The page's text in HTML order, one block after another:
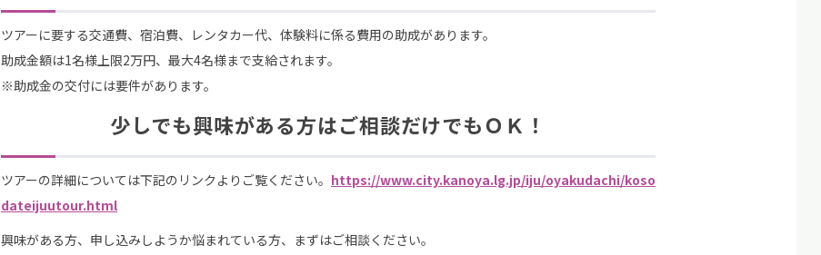
ツアーに要する交通費、宿泊費、レンタカー代、体験料に係る費用の助成があります。
助成金額は1名様上限2万円、最大4名様まで支給されます。
※助成金の交付には要件があります。
少しでも興味がある方はご相談だけでもＯＫ！
ツアーの詳細については下記のリンクよりご覧ください。 https://www.city.kanoya.lg.jp/iju/oyakudachi/koso
dateijuutour.html
興味がある方、申し込みしようか悩まれている方、まずはご相談ください。